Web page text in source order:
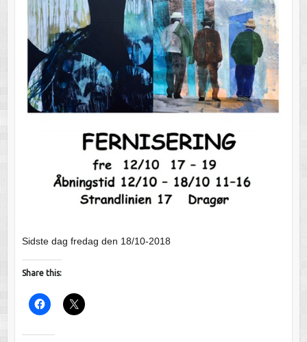
Sidste dag fredag den 18/10-2018
Share this: